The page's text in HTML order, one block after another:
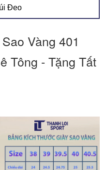
Đeo
Vàng 401
Tông - Tặng Tất